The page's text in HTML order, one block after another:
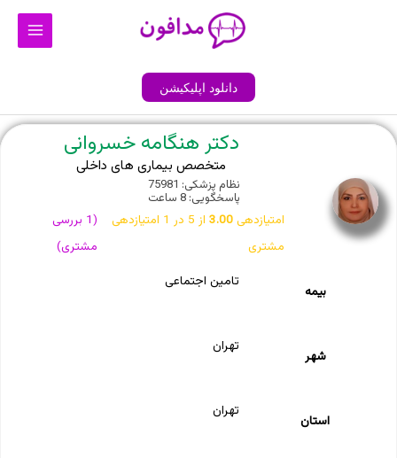
Main
دانلود اپلیکیشن
دکتر هنگامه خسروانی
متخصص بیماری های داخلی
نظام پزشکی: 75981
پاسخگویی: 8 ساعت
امتیازدهی3.00 از 5 در 1 امتیازدهی
مشتری
(
1 بررسی
مشتری)
بیمه
تامین اجتماعی
شهر
تهران
استان
تهران